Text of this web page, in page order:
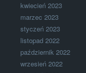
kwiecień 2023
marzec 2023
styczeń 2023
listopad 2022
październik 2022
wrzesień 2022